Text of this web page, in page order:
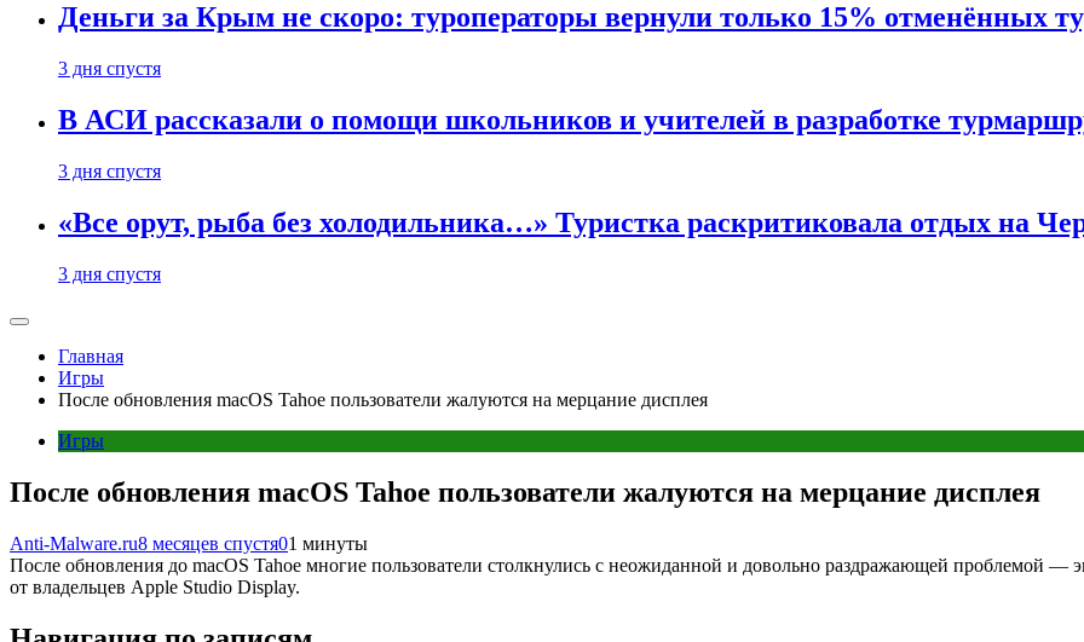
Деньги за Крым не скоро: туроператоры вернули только 15% отменённых
3 дня спустя
В АСИ рассказали о помощи школьников и учителей в разработке
3 дня спустя
«Все орут, рыба без холодильника…» Туристка раскритиковала отдых на
3 дня спустя
Главная
Игры
После обновления macOS Tahoe пользователи жалуются на мерцание дисплея
Игры
После обновления macOS Tahoe пользователи жалуются на мерцание дисплея
Anti-Malware.ru8 месяцев спустя01 минуты
После обновления до macOS Tahoe многие пользователи столкнулись с неожиданной и довольно раздражающей проблемой —
от владельцев Apple Studio Display.